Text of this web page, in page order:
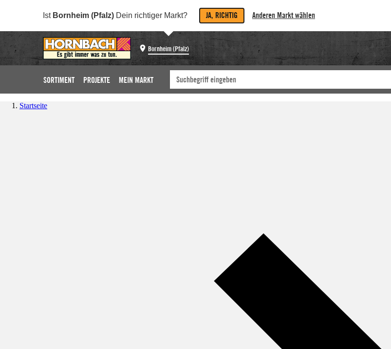
Ist Bornheim (Pfalz) Dein richtiger Markt? JA, RICHTIG Anderen Markt wählen
Bornheim (Pfalz)
SORTIMENT PROJEKTE MEIN MARKT
Startseite